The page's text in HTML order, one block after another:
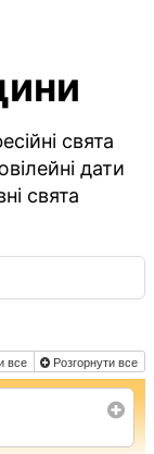
свята
дати
свята
все Розгорнути все